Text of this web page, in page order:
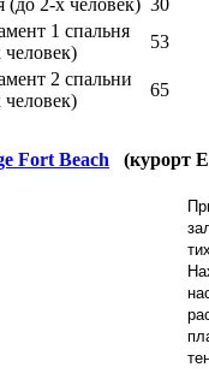
(до 2-х человек) 30
1 спальня
человек)
53
2 спальни
человек)
65
Fort Beach (курорт